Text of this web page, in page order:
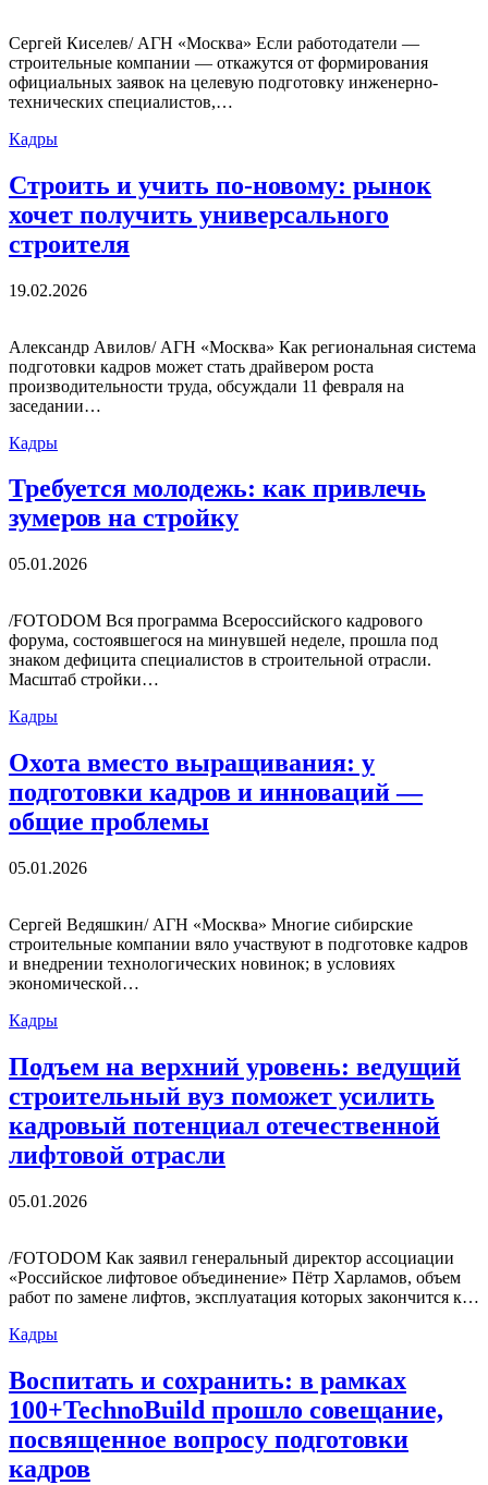
Сергей Киселев/ АГН «Москва» Если работодатели —
строительные компании — откажутся от формирования
официальных заявок на целевую подготовку инженерно-
технических специалистов,…
Кадры
Строить и учить по-новому: рынок
хочет получить универсального
строителя
19.02.2026
Александр Авилов/ АГН «Москва» Как региональная система
подготовки кадров может стать драйвером роста
производительности труда, обсуждали 11 февраля на
заседании…
Кадры
Требуется молодежь: как привлечь
зумеров на стройку
05.01.2026
/FOTODOM Вся программа Всероссийского кадрового
форума, состоявшегося на минувшей неделе, прошла под
знаком дефицита специалистов в строительной отрасли.
Масштаб стройки…
Кадры
Охота вместо выращивания: у
подготовки кадров и инноваций —
общие проблемы
05.01.2026
Сергей Ведяшкин/ АГН «Москва» Многие сибирские
строительные компании вяло участвуют в подготовке кадров
и внедрении технологических новинок; в условиях
экономической…
Кадры
Подъем на верхний уровень: ведущий
строительный вуз поможет усилить
кадровый потенциал отечественной
лифтовой отрасли
05.01.2026
/FOTODOM Как заявил генеральный директор ассоциации
«Российское лифтовое объединение» Пётр Харламов, объем
работ по замене лифтов, эксплуатация которых закончится к…
Кадры
Воспитать и сохранить: в рамках
100+TechnoBuild прошло совещание,
посвященное вопросу подготовки
кадров